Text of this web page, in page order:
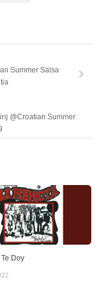
Summer Salsa
@Croatian Summer
Doy